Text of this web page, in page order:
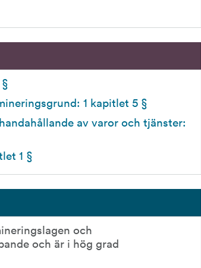
1 kapitlet 5 §
av varor och tjänster:
1 §
och
och är i hög grad